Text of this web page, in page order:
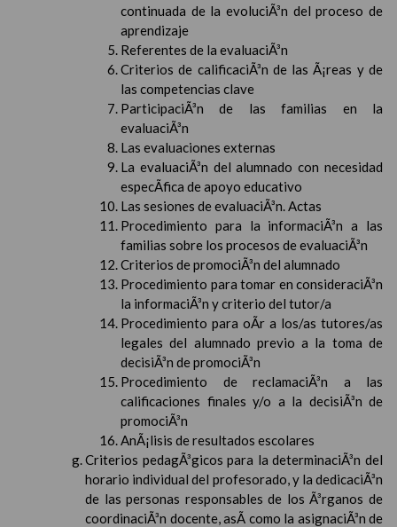
continuada de la evoluciÃ³n del proceso de
aprendizaje
Referentes de la evaluaciÃ³n
Criterios de calificaciÃ³n de las Ã¡reas y de
las competencias clave
ParticipaciÃ³n de las familias en la
evaluaciÃ³n
Las evaluaciones externas
La evaluaciÃ³n del alumnado con necesidad
especÃ­fica de apoyo educativo
Las sesiones de evaluaciÃ³n. Actas
Procedimiento para la informaciÃ³n a las
familias sobre los procesos de evaluaciÃ³n
Criterios de promociÃ³n del alumnado
Procedimiento para tomar en consideraciÃ³n
la informaciÃ³n y criterio del tutor/a
Procedimiento para oÃ­r a los/as tutores/as
legales del alumnado previo a la toma de
decisiÃ³n de promociÃ³n
Procedimiento de reclamaciÃ³n a las
calificaciones finales y/o a la decisiÃ³n de
promociÃ³n
AnÃ¡lisis de resultados escolares
Criterios pedagÃ³gicos para la determinaciÃ³n del
horario individual del profesorado, y la dedicaciÃ³n
de las personas responsables de los Ã³rganos de
coordinaciÃ³n docente, asÃ­ como la asignaciÃ³n de